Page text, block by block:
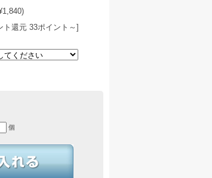
ト還元 33ポイント～]
個